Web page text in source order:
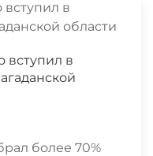
вступил в
более 70%